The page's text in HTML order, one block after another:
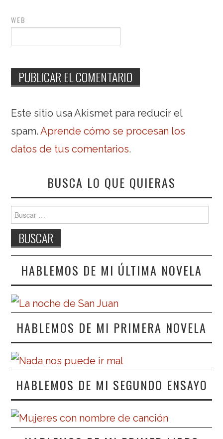
WEB
Este sitio usa Akismet para reducir el
spam.Aprende cómo se procesan los
datos de tus comentarios.
BUSCA LO QUE QUIERAS
Buscar:
HABLEMOS DE MI ÚLTIMA NOVELA
HABLEMOS DE MI PRIMERA NOVELA
HABLEMOS DE MI SEGUNDO ENSAYO